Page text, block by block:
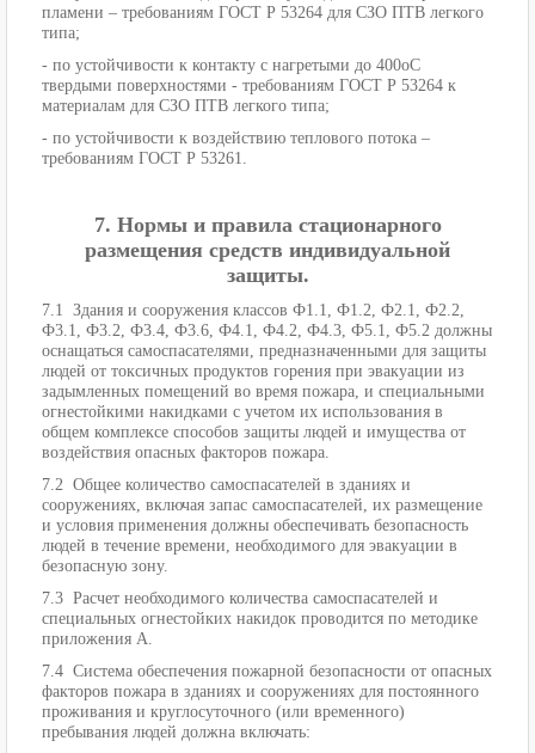
пламени – требованиям ГОСТ Р 53264 для СЗО ПТВ легкого
типа;
- по устойчивости к контакту с нагретыми до 400оС
твердыми поверхностями - требованиям ГОСТ Р 53264 к
материалам для СЗО ПТВ легкого типа;
- по устойчивости к воздействию теплового потока –
требованиям ГОСТ Р 53261.
7. Нормы и правила стационарного
размещения средств индивидуальной
защиты.
7.1 Здания и сооружения классов Ф1.1, Ф1.2, Ф2.1, Ф2.2,
Ф3.1, Ф3.2, Ф3.4, Ф3.6, Ф4.1, Ф4.2, Ф4.3, Ф5.1, Ф5.2 должны
оснащаться самоспасателями, предназначенными для защиты
людей от токсичных продуктов горения при эвакуации из
задымленных помещений во время пожара, и специальными
огнестойкими накидками с учетом их использования в
общем комплексе способов защиты людей и имущества от
воздействия опасных факторов пожара.
7.2 Общее количество самоспасателей в зданиях и
сооружениях, включая запас самоспасателей, их размещение
и условия применения должны обеспечивать безопасность
людей в течение времени, необходимого для эвакуации в
безопасную зону.
7.3 Расчет необходимого количества самоспасателей и
специальных огнестойких накидок проводится по методике
приложения А.
7.4 Система обеспечения пожарной безопасности от опасных
факторов пожара в зданиях и сооружениях для постоянного
проживания и круглосуточного (или временного)
пребывания людей должна включать: